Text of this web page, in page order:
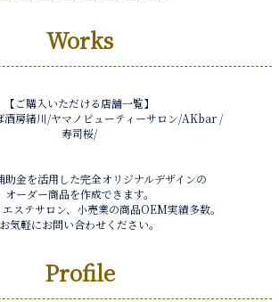
Works
【ご購入いただける店舗一覧】
酒房緒川/ヤマノビューティーサロン/AKbar /
寿司桜/
助金を活用した完全オリジナルデザインの
オーダー商品を作成できます。
ステサロン、小売業の商品OEM実績多数。
お気軽にお問い合わせください。
Profile